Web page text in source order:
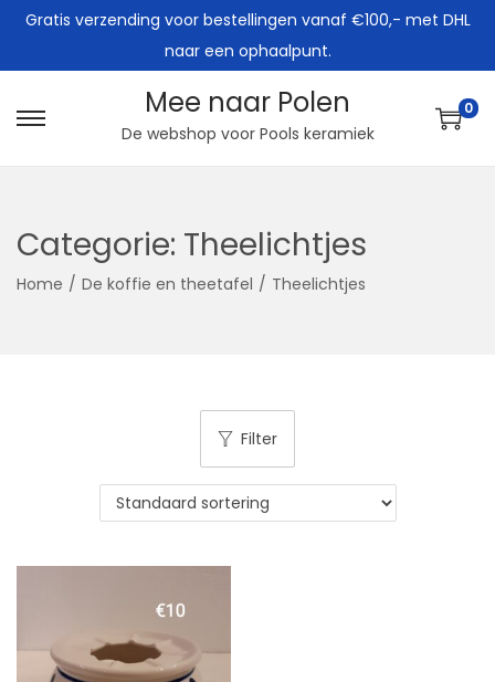
Gratis verzending voor bestellingen vanaf €100,- met DHL
naar een ophaalpunt.
G
a
r
i
g
a
t
G
a
r
n
h
o
u
Mee naar Polen
De webshop voor Pools keramiek
0
Categorie: Theelichtjes
Home / De koffie en theetafel / Theelichtjes
Filter